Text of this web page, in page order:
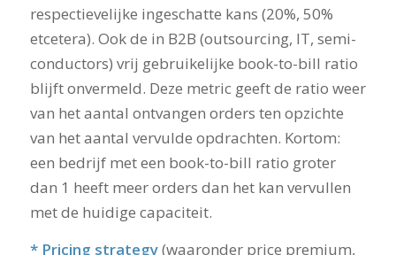
respectievelijke ingeschatte kans (20%, 50%
etcetera). Ook de in B2B (outsourcing, IT, semi-
conductors) vrij gebruikelijke book-to-bill ratio
blijft onvermeld. Deze metric geeft de ratio weer
van het aantal ontvangen orders ten opzichte
van het aantal vervulde opdrachten. Kortom:
een bedrijf met een book-to-bill ratio groter
dan 1 heeft meer orders dan het kan vervullen
met de huidige capaciteit.
* Pricing strategy(waaronder price premium,